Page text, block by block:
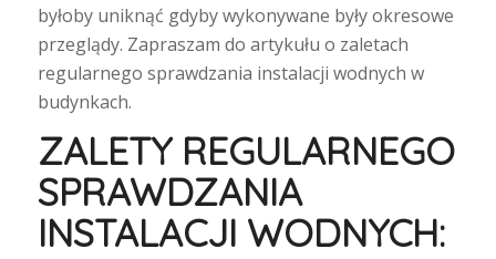
byłoby uniknąć gdyby wykonywane były okresowe
przeglądy. Zapraszam do artykułu o zaletach
regularnego sprawdzania instalacji wodnych w
budynkach.
ZALETY REGULARNEGO
SPRAWDZANIA
INSTALACJI WODNYCH: